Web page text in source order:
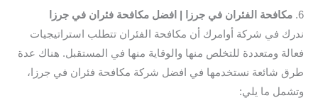
6. مكافحة الفئران في جرزا | افضل مكافحة فئران في جرزا
ندرك في شركة أوامرك أن مكافحة الفئران تتطلب استراتيجيات
فعالة ومتعددة للتخلص منها والوقاية منها في المستقبل. هناك عدة
طرق شائعة نستخدمها في افضل شركة مكافحة فئران في جرزا،
وتشمل ما يلي: